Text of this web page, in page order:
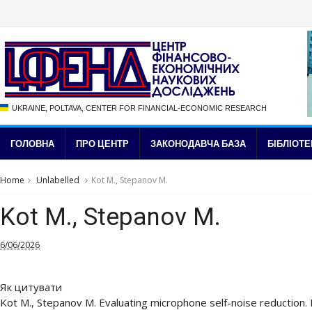
UKRAINE, POLTAVA, CENTER FOR FINANCIAL-ECONOMIC RESEARCH
ГОЛОВНА ПРО ЦЕНТР ЗАКОНОДАВЧА БАЗА
Home Unlabelled Kot M., Stepanov M.
Kot M., Stepanov M.
6/06/2026
Як цитувати
Kot M., Stepanov M. Evaluating microphone self-noise